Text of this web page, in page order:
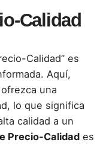
Calidad
Calidad” es
Aquí,
una
lo que significa
calidad a un
Precio-Calidad es